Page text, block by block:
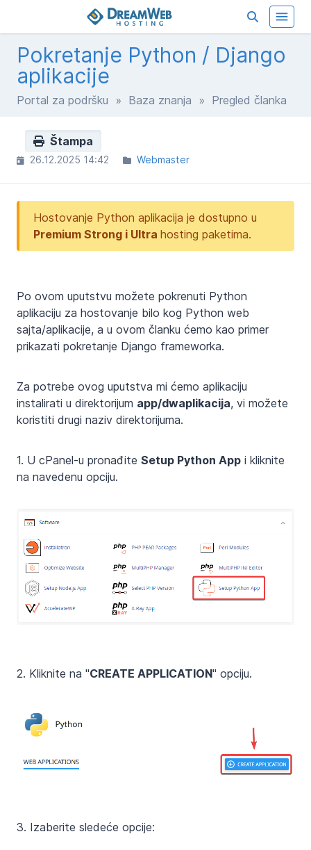
Pokretanje Python / Django
aplikacije
Portal za podršku » Baza znanja » Pregled članka
Štampa
26.12.2025 14:42 Webmaster
Hostovanje Python aplikacija je dostupno u
Premium Strong i Ultra hosting paketima.
Po ovom uputstvu možete pokrenuti Python
aplikaciju za hostovanje bilo kog Python web
sajta/aplikacije, a u ovom članku ćemo kao primer
prikazati pokretanje Django frameworka.
Za potrebe ovog uputstva mi ćemo aplikaciju
instalirati u direktorijum app/dwaplikacija, vi možete
koristiti drugi naziv direktorijuma.
1. U cPanel-u pronađite Setup Python App i kliknite
na navedenu opciju.
2. Kliknite na "CREATE APPLICATION" opciju.
3. Izaberite sledeće opcije: